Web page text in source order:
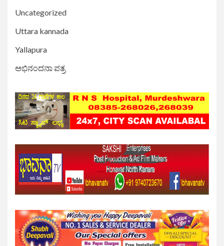
Uncategorized
Uttara kannada
Yallapura
ಅಭಿನಂದನಾ ಪತ್ರ